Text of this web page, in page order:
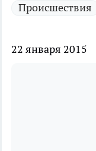
Происшествия
22 января 2015